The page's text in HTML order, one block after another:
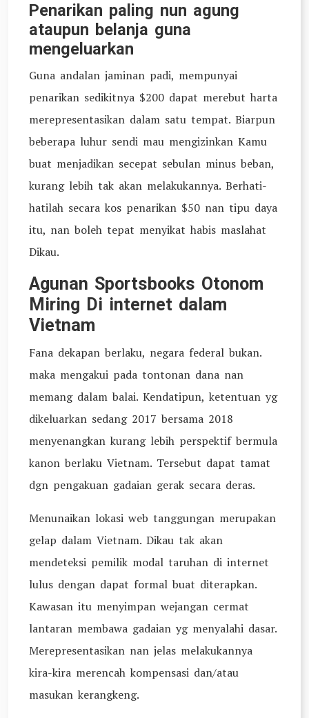
Penarikan paling nun agung
ataupun belanja guna
mengeluarkan
Guna andalan jaminan padi, mempunyai
penarikan sedikitnya $200 dapat merebut harta
merepresentasikan dalam satu tempat. Biarpun
beberapa luhur sendi mau mengizinkan Kamu
buat menjadikan secepat sebulan minus beban,
kurang lebih tak akan melakukannya. Berhati-
hatilah secara kos penarikan $50 nan tipu daya
itu, nan boleh tepat menyikat habis maslahat
Dikau.
Agunan Sportsbooks Otonom
Miring Di internet dalam
Vietnam
Fana dekapan berlaku, negara federal bukan.
maka mengakui pada tontonan dana nan
memang dalam balai. Kendatipun, ketentuan yg
dikeluarkan sedang 2017 bersama 2018
menyenangkan kurang lebih perspektif bermula
kanon berlaku Vietnam. Tersebut dapat tamat
dgn pengakuan gadaian gerak secara deras.
Menunaikan lokasi web tanggungan merupakan
gelap dalam Vietnam. Dikau tak akan
mendeteksi pemilik modal taruhan di internet
lulus dengan dapat formal buat diterapkan.
Kawasan itu menyimpan wejangan cermat
lantaran membawa gadaian yg menyalahi dasar.
Merepresentasikan nan jelas melakukannya
kira-kira merencah kompensasi dan/atau
masukan kerangkeng.